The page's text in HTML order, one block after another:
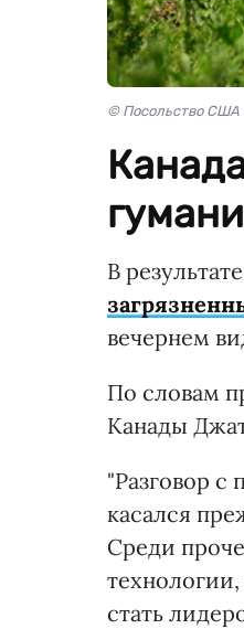
© Посольство США
В
вечернем
По словам
Канады
"Разговор
касался
Среди
стать